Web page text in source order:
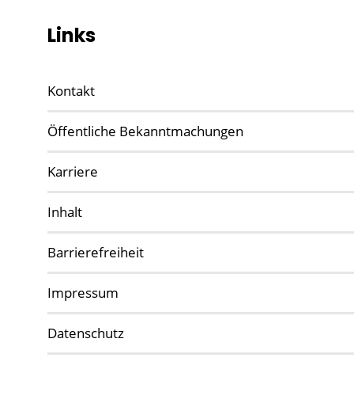
Links
Kontakt
Öffentliche Bekanntmachungen
Karriere
Inhalt
Barrierefreiheit
Impressum
Datenschutz